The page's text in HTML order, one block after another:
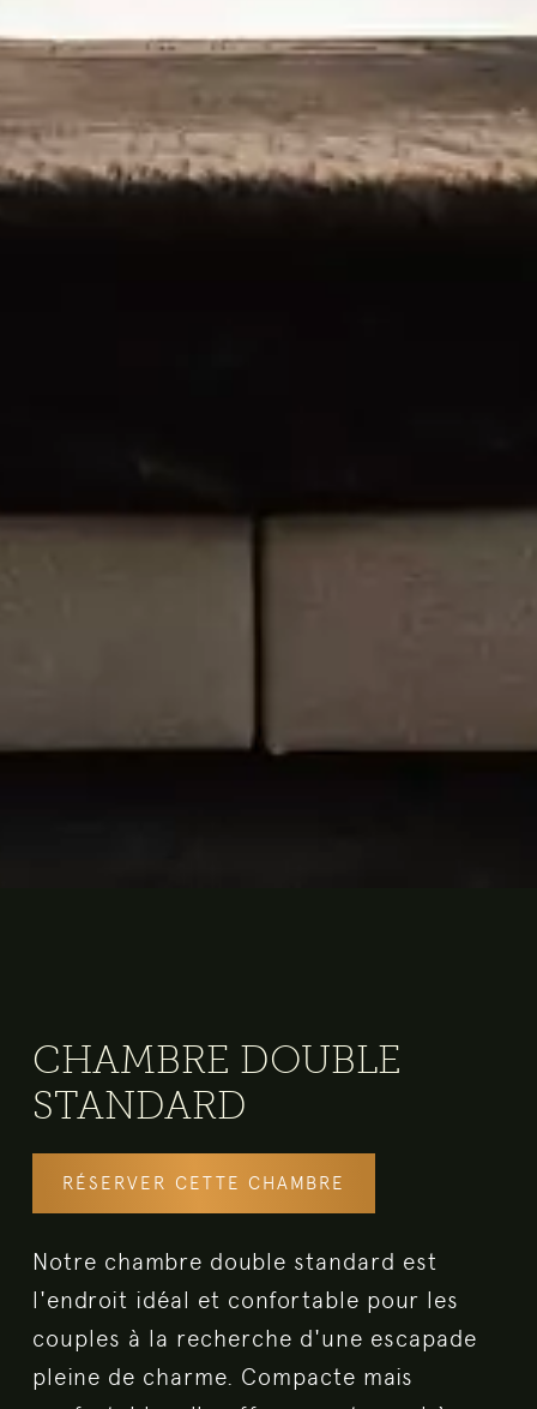
CHAMBRE DOUBLE
STANDARD
RÉSERVER CETTE CHAMBRE
Notre chambre double standard est
l'endroit idéal et confortable pour les
couples à la recherche d'une escapade
pleine de charme. Compacte mais